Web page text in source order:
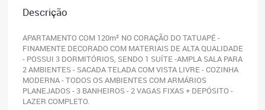
Descrição
APARTAMENTO COM 120m² NO CORAÇÃO DO TATUAPÉ -
FINAMENTE DECORADO COM MATERIAIS DE ALTA QUALIDADE
- POSSUI 3 DORMITÓRIOS, SENDO 1 SUÍTE -AMPLA SALA PARA
2 AMBIENTES - SACADA TELADA COM VISTA LIVRE - COZINHA
MODERNA - TODOS OS AMBIENTES COM ARMÁRIOS
PLANEJADOS - 3 BANHEIROS - 2 VAGAS FIXAS + DEPÓSITO -
LAZER COMPLETO.